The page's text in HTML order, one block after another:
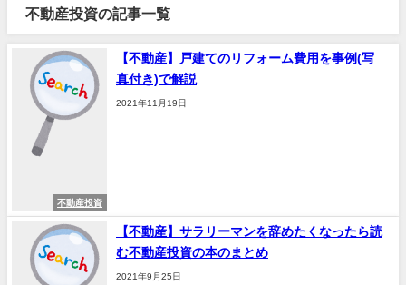
不動産投資の記事一覧
不動産投資
【不動産】戸建てのリフォーム費用を事例(写
真付き)で解説
2021年11月19日
【不動産】サラリーマンを辞めたくなったら読
む不動産投資の本のまとめ
2021年9月25日